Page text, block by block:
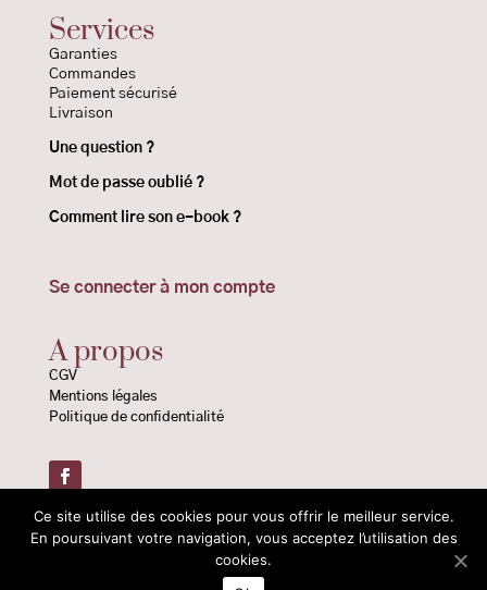
Services
Garanties
Commandes
Paiement sécurisé
Livraison
Une question ?
Mot de passe oublié ?
Comment lire son e-book ?
Se connecter à mon compte
A propos
CGV
Mentions légales
Politique de confidentialité
© 2020-2026 –Les Éditions Atlantes
Ce site utilise des cookies pour vous offrir le meilleur service.
En poursuivant votre navigation, vous acceptez l’utilisation des
cookies.